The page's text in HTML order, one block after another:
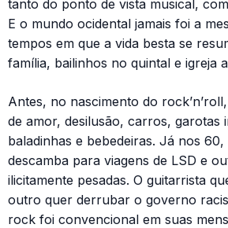
tanto do ponto de vista musical,
E o mundo ocidental jamais foi a
tempos em que a vida besta se
família, bailinhos no quintal e igreja
Antes, no nascimento do
de amor, desilusão, carros, garotas
baladinhas e bebedeiras. Já nos 60,
descamba para viagens de LSD e
ilicitamente pesadas. O guitarrista
outro quer derrubar o governo
rock foi convencional em suas